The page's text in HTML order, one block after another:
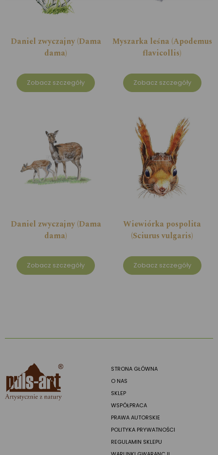
Daniel zwyczajny (Dama
dama)
Zobacz szczegóły
Myszarka leśna (Apodemus
flavicollis)
Zobacz szczegóły
Daniel zwyczajny (Dama
dama)
Zobacz szczegóły
Wiewiórka pospolita
(Sciurus vulgaris)
Zobacz szczegóły
STRONA GŁÓWNA
O NAS
SKLEP
WSPÓŁPRACA
PRAWA AUTORSKIE
POLITYKA PRYWATNOŚCI
REGULAMIN SKLEPU